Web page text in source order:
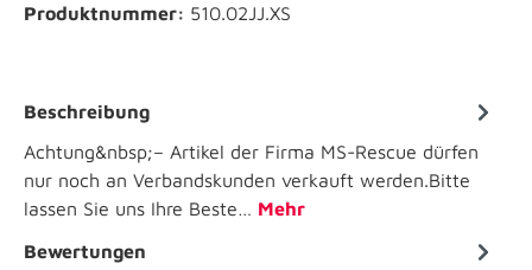
Produktnummer: 510.02JJ.XS
Beschreibung
Achtung&nbsp;– Artikel der Firma MS-Rescue dürfen
nur noch an Verbandskunden verkauft werden.Bitte
lassen Sie uns Ihre Beste… Mehr
Bewertungen